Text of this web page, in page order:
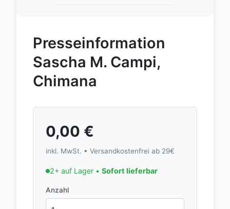
Presseinformation
Sascha M. Campi,
Chimana
0,00 €
inkl. MwSt. • Versandkostenfrei ab 29€
2+ auf Lager • Sofort lieferbar
Anzahl